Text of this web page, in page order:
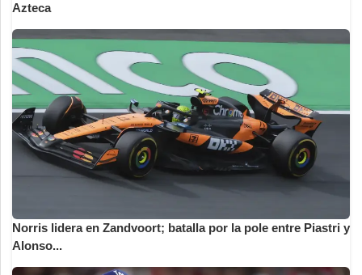
Azteca
Norris lidera en Zandvoort; batalla por la pole entre Piastri y
Alonso...